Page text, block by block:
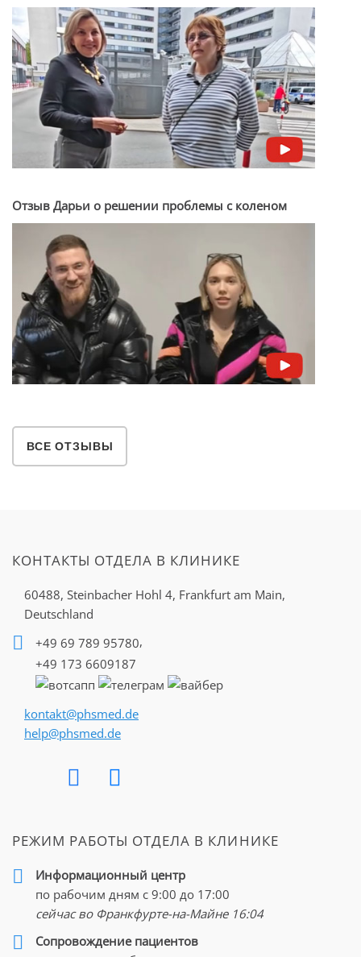
Отзыв Дарьи о решении проблемы с коленом
ВСЕ ОТЗЫВЫ
КОНТАКТЫ ОТДЕЛА В КЛИНИКЕ
60488, Steinbacher Hohl 4, Frankfurt am Main,
Deutschland
+49 69 789 95780,
+49 173 6609187
kontakt@phsmed.de
help@phsmed.de
РЕЖИМ РАБОТЫ ОТДЕЛА В КЛИНИКЕ
Информационный центр
по рабочим дням с 9:00 до 17:00
сейчас во Франкфурте-на-Майне 16:04
Cопровождение пациентов